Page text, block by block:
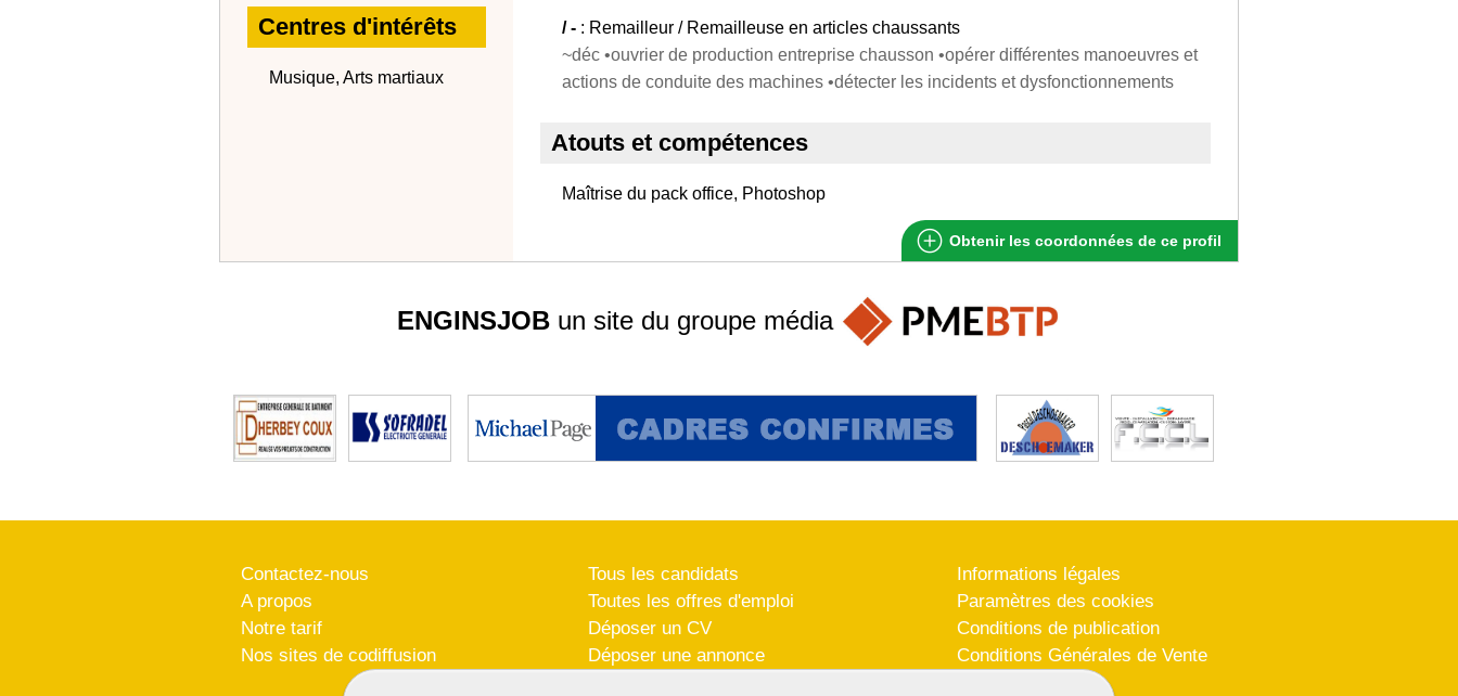
Centres d'intérêts
Musique, Arts martiaux
/ - : Remailleur / Remailleuse en articles chaussants
~déc •ouvrier de production entreprise chausson •opérer différentes manoeuvres et
actions de conduite des machines •détecter les incidents et dysfonctionnements
Atouts et compétences
Maîtrise du pack office, Photoshop
Obtenir les coordonnées de ce profil
ENGINSJOB un site du groupe média
Contactez-nous
A propos
Notre tarif
Nos sites de codiffusion
Tous les candidats
Toutes les offres d'emploi
Déposer un CV
Déposer une annonce
Informations légales
Paramètres des cookies
Conditions de publication
Conditions Générales de Vente